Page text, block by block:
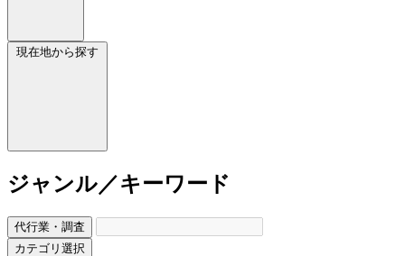
現在地から探す
ジャンル／キーワード
代行業・調査
カテゴリ選択